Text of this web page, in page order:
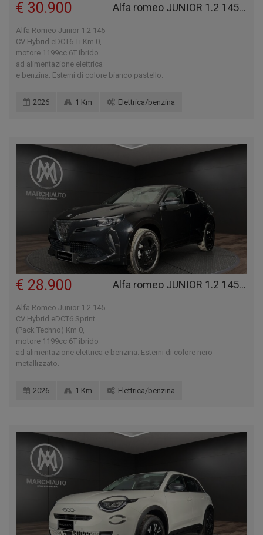
Alfa romeo JUNIOR 1.2 145 CV HYBRID EDCT6 TI
€ 30.900
Alfa Romeo Junior 1.2 145
CV Hybrid eDCT6 Ti Km 0,
motore 1199cc 6T ibrido
ad alimentazione elettrica
e benzina. Esterni di colore bianco pastello.
2026 1 Km Elettrica/benzina
Alfa romeo JUNIOR 1.2 145 CV HYBRID EDCT6 SPRINT (PACK TECHNO)
€ 28.900
Alfa Romeo Junior 1.2 145
CV Hybrid eDCT6 Sprint
(Pack Techno) Km 0,
motore 1199cc 6T ibrido
ad alimentazione elettrica e benzina. Esterni di colore nero
metallizzato.
2026 1 Km Elettrica/benzina